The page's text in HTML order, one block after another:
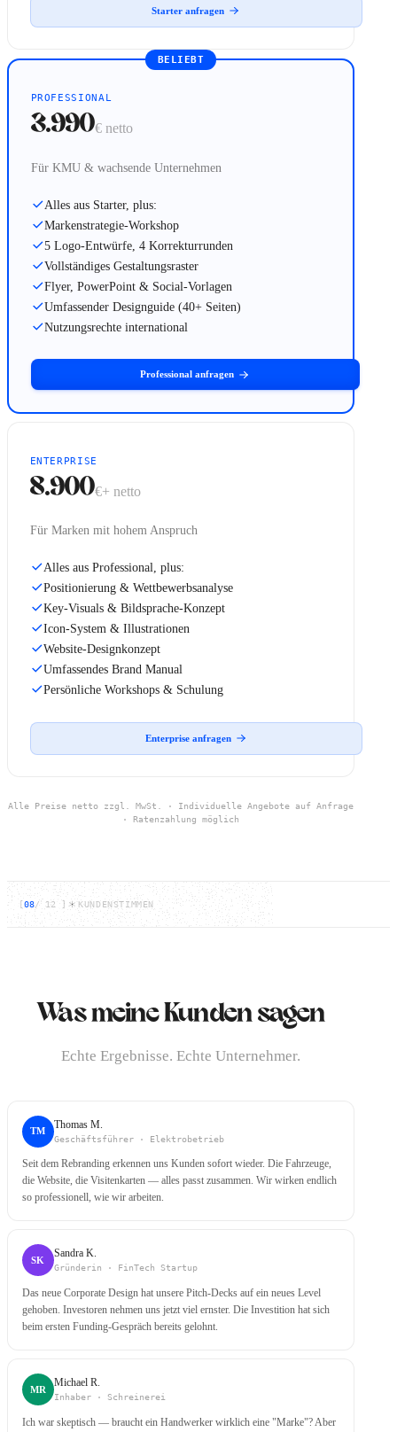
Starter anfragen
BELIEBT
PROFESSIONAL
3.990€netto
Für KMU & wachsende Unternehmen
Alles aus Starter, plus:
Markenstrategie-Workshop
5 Logo-Entwürfe, 4 Korrekturrunden
Vollständiges Gestaltungsraster
Flyer, PowerPoint & Social-Vorlagen
Umfassender Designguide (40+ Seiten)
Nutzungsrechte international
Professional anfragen
ENTERPRISE
8.900€+ netto
Für Marken mit hohem Anspruch
Alles aus Professional, plus:
Positionierung & Wettbewerbsanalyse
Key-Visuals & Bildsprache-Konzept
Icon-System & Illustrationen
Website-Designkonzept
Umfassendes Brand Manual
Persönliche Workshops & Schulung
Enterprise anfragen
Alle Preise netto zzgl. MwSt. · Individuelle Angebote auf Anfrage
· Ratenzahlung möglich
[08/ 12 KUNDENSTIMMEN
Was meine Kunden sagen
Echte Ergebnisse. Echte Unternehmer.
TM
Thomas M.
Geschäftsführer · Elektrobetrieb
Seit dem Rebranding erkennen uns Kunden sofort wieder. Die Fahrzeuge,
die Website, die Visitenkarten — alles passt zusammen. Wir wirken endlich
so professionell, wie wir arbeiten.
SK
Sandra K.
Gründerin · FinTech Startup
Das neue Corporate Design hat unsere Pitch-Decks auf ein neues Level
gehoben. Investoren nehmen uns jetzt viel ernster. Die Investition hat sich
beim ersten Funding-Gespräch bereits gelohnt.
MR
Michael R.
Inhaber · Schreinerei
Ich war skeptisch — braucht ein Handwerker wirklich eine "Marke"? Aber